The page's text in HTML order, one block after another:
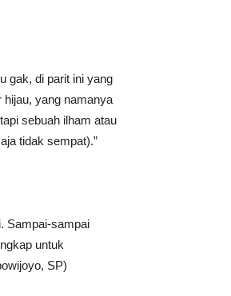
gak, di parit ini yang
hijau, yang namanya
sebuah ilham atau
tidak sempat).”
Sampai-sampai
untuk
SP)